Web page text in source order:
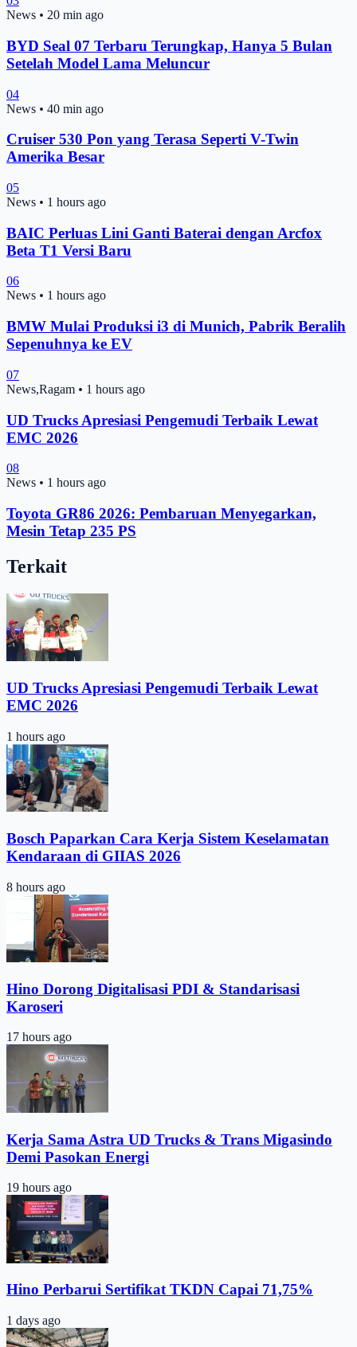
News • 20 min ago
BYD Seal 07 Terbaru Terungkap, Hanya 5 Bulan
Setelah Model Lama Meluncur
04
News • 40 min ago
Cruiser 530 Pon yang Terasa Seperti V-Twin
Amerika Besar
05
News • 1 hours ago
BAIC Perluas Lini Ganti Baterai dengan Arcfox
Beta T1 Versi Baru
06
News • 1 hours ago
BMW Mulai Produksi i3 di Munich, Pabrik Beralih
Sepenuhnya ke EV
07
News,Ragam • 1 hours ago
UD Trucks Apresiasi Pengemudi Terbaik Lewat
EMC 2026
08
News • 1 hours ago
Toyota GR86 2026: Pembaruan Menyegarkan,
Mesin Tetap 235 PS
Terkait
UD Trucks Apresiasi Pengemudi Terbaik Lewat
EMC 2026
1 hours ago
Bosch Paparkan Cara Kerja Sistem Keselamatan
Kendaraan di GIIAS 2026
8 hours ago
Hino Dorong Digitalisasi PDI & Standarisasi
Karoseri
17 hours ago
Kerja Sama Astra UD Trucks & Trans Migasindo
Demi Pasokan Energi
19 hours ago
Hino Perbarui Sertifikat TKDN Capai 71,75%
1 days ago